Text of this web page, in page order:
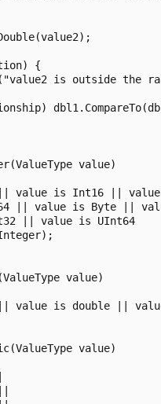
{
is outside the
value)
value is Int16 ||
|| value is Byte ||
|| value is UInt64
value)
value is double ||
value)